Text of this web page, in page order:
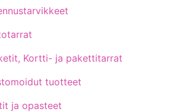
Kortti- ja pakettitarrat
tuotteet
ja opasteet